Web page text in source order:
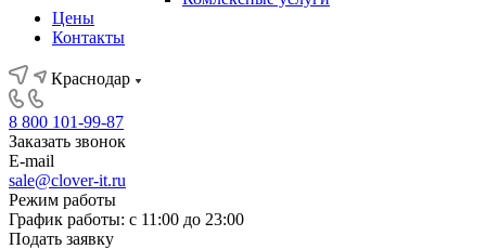
Цены
Контакты
Краснодар
8 800 101-99-87
Заказать звонок
E-mail
sale@clover-it.ru
Режим работы
График работы: с 11:00 до 23:00
Подать заявку